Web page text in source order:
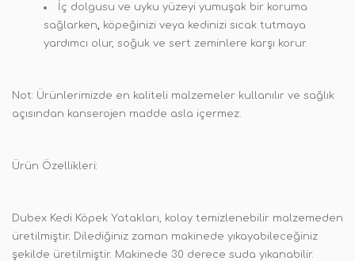
İç dolgusu ve uyku yüzeyi yumuşak bir koruma
sağlarken, köpeğinizi veya kedinizi sıcak tutmaya
yardımcı olur, soğuk ve sert zeminlere karşı korur.
Not: Ürünlerimizde en kaliteli malzemeler kullanılır ve sağlık
açısından kanserojen madde asla içermez.
Ürün Özellikleri:
Dubex Kedi Köpek Yatakları, kolay temizlenebilir malzemeden
üretilmiştir. Dilediğiniz zaman makinede yıkayabileceğiniz
şekilde üretilmiştir. Makinede 30 derece suda yıkanabilir.